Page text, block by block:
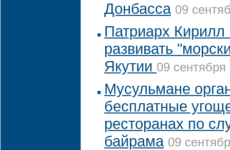
Донбасса 09
Патриарх Кирилл
развивать
Якутии 09
Мусульмане
бесплатные
ресторанах по
байрама 09